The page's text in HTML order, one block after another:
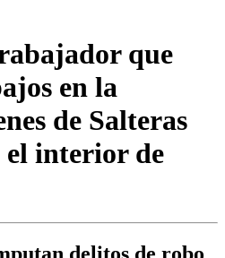
que
en la
de Salteras
el interior de